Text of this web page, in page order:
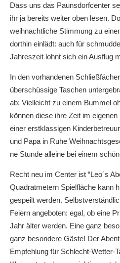
Dass uns das Paunsdorfcenter
ihr ja bereits weiter oben lesen.
weihnachtliche Stimmung zu
dorthin einlädt: auch für
Jahreszeit lohnt sich ein Ausflug
In den vorhandenen
überschüssige Taschen
ab: Vielleicht zu einem Bummel
können diese ihre Zeit im
einer erstklassigen
und Papa in Ruhe
ne Stunde alleine bei einem
Recht neu im Center ist “Leo´s
Quadratmetern Spielfläche kann
gespeilt werden.
Feiern angeboten: egal, ob eine
Jahr älter werden. Eine ganz
ganz besondere Gäste! Der
Empfehlung für Schlecht-Wetter-